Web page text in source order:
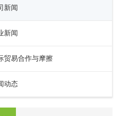
新闻
新闻
贸易合作与摩擦
动态